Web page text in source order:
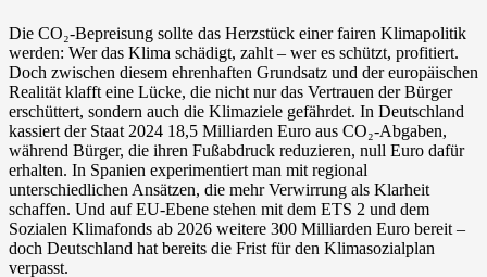
Die CO₂-Bepreisung sollte das Herzstück einer fairen Klimapolitik
werden: Wer das Klima schädigt, zahlt – wer es schützt, profitiert.
Doch zwischen diesem ehrenhaften Grundsatz und der europäischen
Realität klafft eine Lücke, die nicht nur das Vertrauen der Bürger
erschüttert, sondern auch die Klimaziele gefährdet. In Deutschland
kassiert der Staat 2024 18,5 Milliarden Euro aus CO₂-Abgaben,
während Bürger, die ihren Fußabdruck reduzieren, null Euro dafür
erhalten. In Spanien experimentiert man mit regional
unterschiedlichen Ansätzen, die mehr Verwirrung als Klarheit
schaffen. Und auf EU-Ebene stehen mit dem ETS 2 und dem
Sozialen Klimafonds ab 2026 weitere 300 Milliarden Euro bereit –
doch Deutschland hat bereits die Frist für den Klimasozialplan
verpasst.